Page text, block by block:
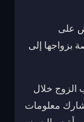
على
بزواجها إلى
الزوج خلال
معلومات